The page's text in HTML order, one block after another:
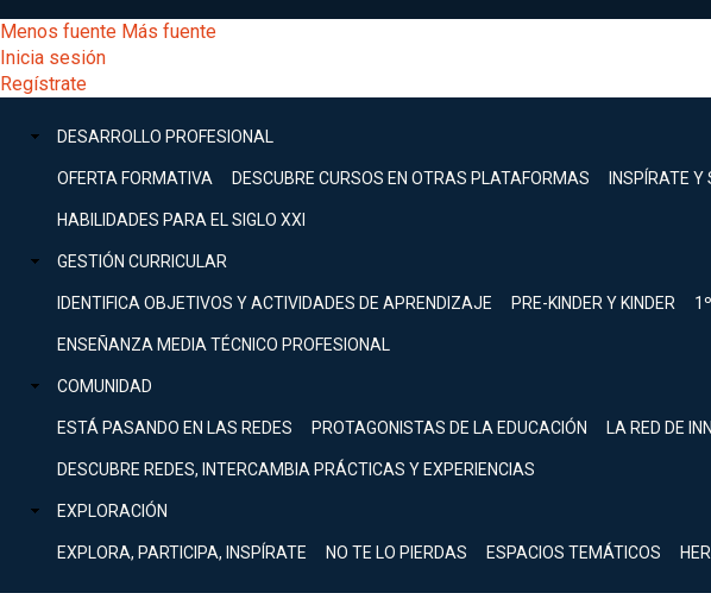
al
contenido
principal
[Educarchile
Escritorio]
Menú
entrar
mi
cuenta
Menos fuente Más fuente
Inicia sesión
Regístrate
Menú
principal
DESARROLLO PROFESIONAL
OFERTA FORMATIVA DESCUBRE CURSOS EN OTRAS PLATAFORMAS INSPÍRATE
HABILIDADES PARA EL SIGLO XXI
GESTIÓN CURRICULAR
IDENTIFICA OBJETIVOS Y ACTIVIDADES DE APRENDIZAJE PRE-KINDER Y KINDER
ENSEÑANZA MEDIA TÉCNICO PROFESIONAL
COMUNIDAD
ESTÁ PASANDO EN LAS REDES PROTAGONISTAS DE LA EDUCACIÓN LA RED DE
DESCUBRE REDES, INTERCAMBIA PRÁCTICAS Y EXPERIENCIAS
EXPLORACIÓN
EXPLORA, PARTICIPA, INSPÍRATE NO TE LO PIERDAS ESPACIOS TEMÁTICOS
Buscar
Menú
principal
DESARROLLO
Expand
GESTIÓN
Expand
COMUNIDAD
Expand
EXPLORACIÓN
[Educarchile
Mobile]
Inicia